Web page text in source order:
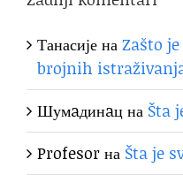
ТанасијенаZašto
brojnih
Шумaдинaцна Šta
Profesorна Šta je